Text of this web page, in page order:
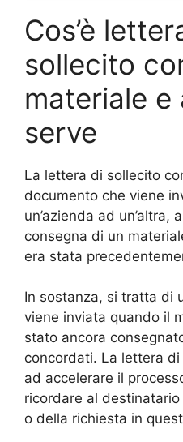
Cos’è
sollecito
materiale e
serve
La lettera di sollecito
documento che viene
un’azienda ad un’altra,
consegna di un
era stata
In sostanza, si tratta di
viene inviata quando il
stato ancora
concordati. La lettera
ad accelerare il
ricordare al destinatario
o della richiesta in